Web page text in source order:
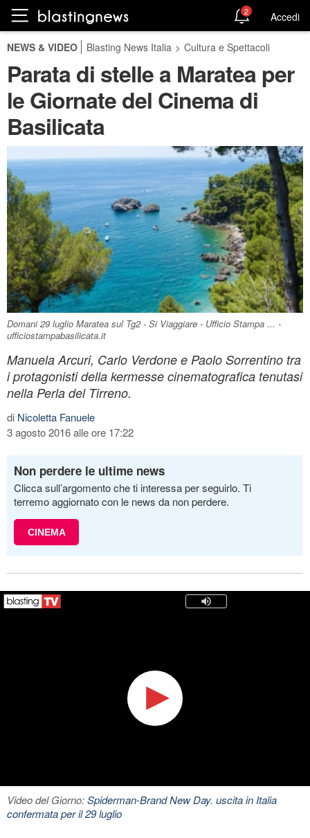
2 Accedi
NEWS & VIDEO Blasting News Italia > Cultura e Spettacoli
Parata di stelle a Maratea per
le Giornate del Cinema di
Basilicata
Domani 29 luglio Maratea sul Tg2 - Si Viaggiare - Ufficio Stampa ... -
ufficiostampabasilicata.it
Manuela Arcuri, Carlo Verdone e Paolo Sorrentino tra
i protagonisti della kermesse cinematografica tenutasi
nella Perla del Tirreno.
di Nicoletta Fanuele
3 agosto 2016 alle ore 17:22
Non perdere le ultime news
Clicca sull’argomento che ti interessa per seguirlo. Ti
terremo aggiornato con le news da non perdere.
CINEMA
Video del Giorno:Spiderman-Brand New Day. uscita in Italia
confermata per il 29 luglio